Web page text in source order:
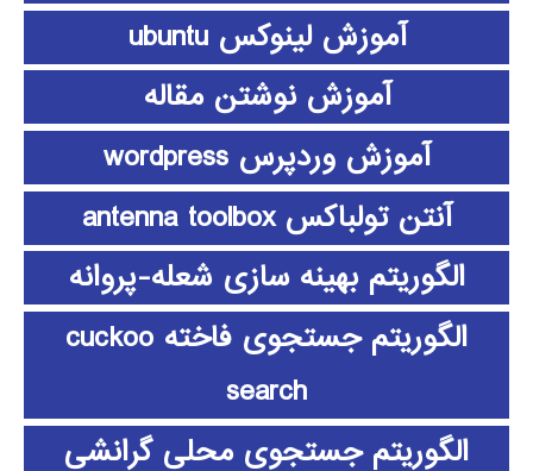
آموزش لینوکس ubuntu
آموزش نوشتن مقاله
آموزش وردپرس wordpress
آنتن تولباکس antenna toolbox
الگوریتم بهینه سازی شعله-پروانه
الگوریتم جستجوی فاخته cuckoo
search
الگوریتم جستجوی محلی گرانشی